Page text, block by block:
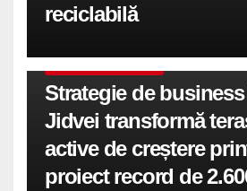
reciclabilă
Strategie de
Jidvei transformă
active de creștere
proiect record de